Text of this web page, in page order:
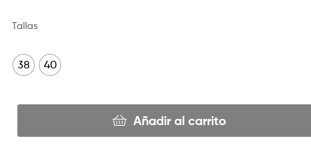
Tallas
38 40
Añadir al carrito